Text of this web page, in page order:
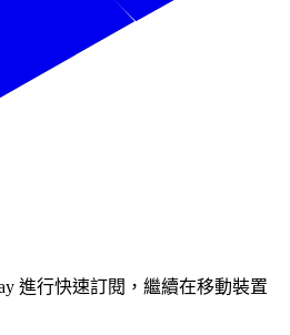
進行快速訂閱，繼續在移動裝置